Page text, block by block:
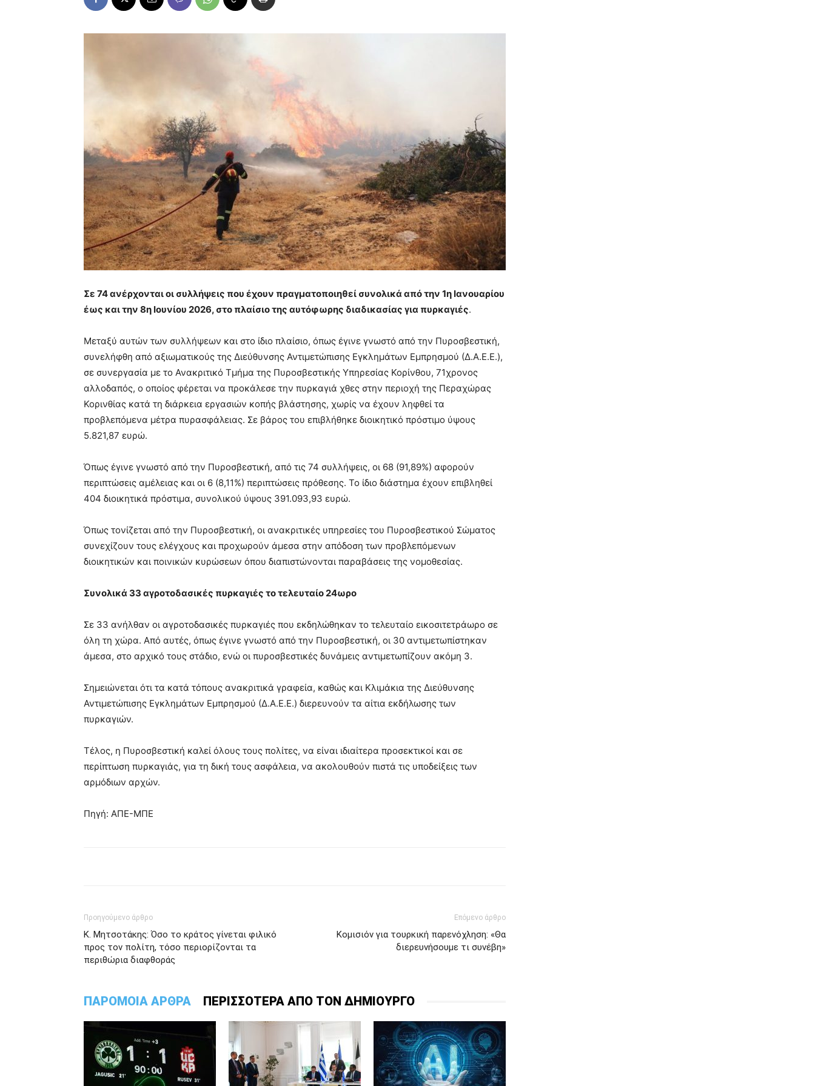
Σε 74 ανέρχονται οι συλλήψεις που έχουν πραγματοποιηθεί συνολικά από την 1η Ιανουαρίου
έως και την 8η Ιουνίου 2026, στο πλαίσιο της αυτόφωρης διαδικασίας για πυρκαγιές.
Μεταξύ αυτών των συλλήψεων και στο ίδιο πλαίσιο, όπως έγινε γνωστό από την Πυροσβεστική,
συνελήφθη από αξιωματικούς της Διεύθυνσης Αντιμετώπισης Εγκλημάτων Εμπρησμού (Δ.Α.Ε.Ε.),
σε συνεργασία με το Ανακριτικό Τμήμα της Πυροσβεστικής Υπηρεσίας Κορίνθου, 71χρονος
αλλοδαπός, ο οποίος φέρεται να προκάλεσε την πυρκαγιά χθες στην περιοχή της Περαχώρας
Κορινθίας κατά τη διάρκεια εργασιών κοπής βλάστησης, χωρίς να έχουν ληφθεί τα
προβλεπόμενα μέτρα πυρασφάλειας. Σε βάρος του επιβλήθηκε διοικητικό πρόστιμο ύψους
5.821,87 ευρώ.
Όπως έγινε γνωστό από την Πυροσβεστική, από τις 74 συλλήψεις, οι 68 (91,89%) αφορούν
περιπτώσεις αμέλειας και οι 6 (8,11%) περιπτώσεις πρόθεσης. Το ίδιο διάστημα έχουν επιβληθεί
404 διοικητικά πρόστιμα, συνολικού ύψους 391.093,93 ευρώ.
Όπως τονίζεται από την Πυροσβεστική, οι ανακριτικές υπηρεσίες του Πυροσβεστικού Σώματος
συνεχίζουν τους ελέγχους και προχωρούν άμεσα στην απόδοση των προβλεπόμενων
διοικητικών και ποινικών κυρώσεων όπου διαπιστώνονται παραβάσεις της νομοθεσίας.
Συνολικά 33 αγροτοδασικές πυρκαγιές το τελευταίο 24ωρο
Σε 33 ανήλθαν οι αγροτοδασικές πυρκαγιές που εκδηλώθηκαν το τελευταίο εικοσιτετράωρο σε
όλη τη χώρα. Από αυτές, όπως έγινε γνωστό από την Πυροσβεστική, οι 30 αντιμετωπίστηκαν
άμεσα, στο αρχικό τους στάδιο, ενώ οι πυροσβεστικές δυνάμεις αντιμετωπίζουν ακόμη 3.
Σημειώνεται ότι τα κατά τόπους ανακριτικά γραφεία, καθώς και Κλιμάκια της Διεύθυνσης
Αντιμετώπισης Εγκλημάτων Εμπρησμού (Δ.Α.Ε.Ε.) διερευνούν τα αίτια εκδήλωσης των
πυρκαγιών.
Τέλος, η Πυροσβεστική καλεί όλους τους πολίτες, να είναι ιδιαίτερα προσεκτικοί και σε
περίπτωση πυρκαγιάς, για τη δική τους ασφάλεια, να ακολουθούν πιστά τις υποδείξεις των
αρμόδιων αρχών.
Πηγή: ΑΠΕ-ΜΠΕ
Προηγούμενο άρθρο
Κ. Μητσοτάκης: Όσο το κράτος γίνεται φιλικό
προς τον πολίτη, τόσο περιορίζονται τα
περιθώρια διαφθοράς
Επόμενο άρθρο
Κομισιόν για τουρκική παρενόχληση: «Θα
διερευνήσουμε τι συνέβη»
ΠΑΡΟΜΟΙΑ ΑΡΘΡΑ ΠΕΡΙΣΣΟΤΕΡΑ ΑΠΟ ΤΟΝ ΔΗΜΙΟΥΡΓΟ